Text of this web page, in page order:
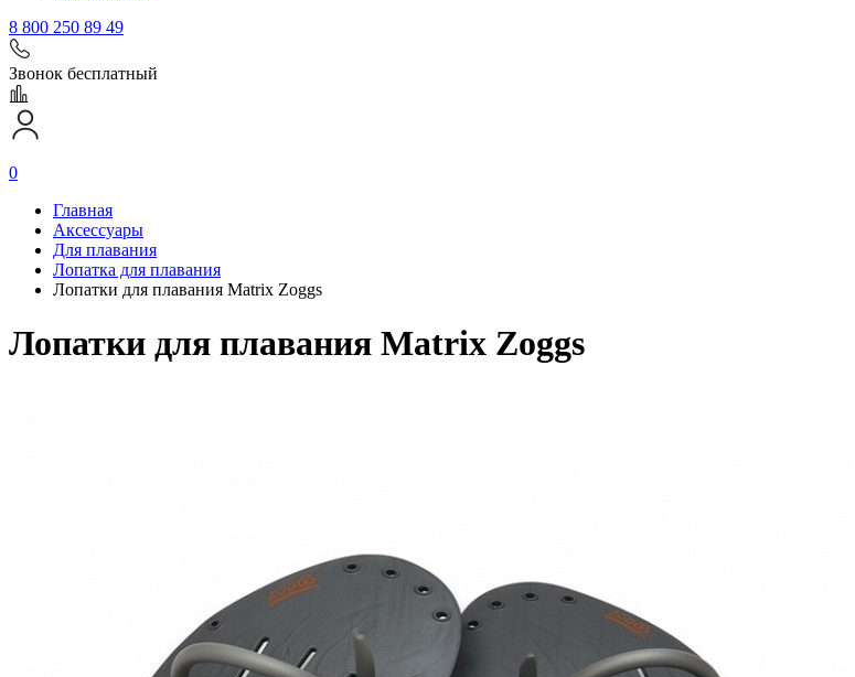
8 800 250 89 49
Звонок бесплатный
0
Главная
Аксессуары
Для плавания
Лопатка для плавания
Лопатки для плавания Matrix Zoggs
Лопатки для плавания Matrix Zoggs